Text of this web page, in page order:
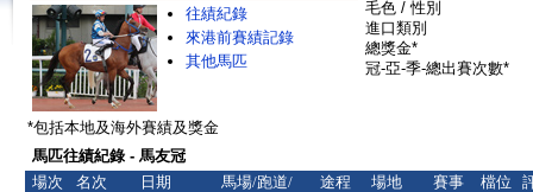
往績紀錄
來港前賽績記錄
其他馬匹
毛色 / 性別
進口類別
總獎金*
冠-亞-季-總出賽次數*
*包括本地及海外賽績及獎金
馬匹往績紀錄 - 馬友冠
場次
名次 日期
馬場/跑道/
途程
場地
賽事
檔位